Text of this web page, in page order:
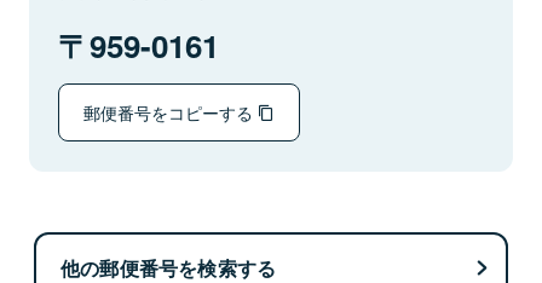
959-0161
郵便番号をコピーする
他の郵便番号を検索する